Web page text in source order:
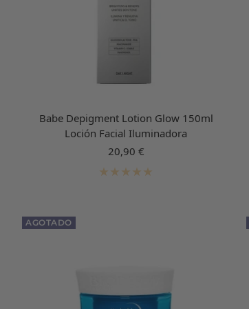
Babe Depigment Lotion Glow 150ml
Loción Facial Iluminadora
Precio
de
20,90 €
AGOTADO